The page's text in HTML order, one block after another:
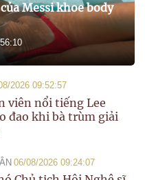
Messi khoe body
2026 09:52:57
viên nổi tiếng Lee
đao khi bà trùm giải
06/08/2026 09:24:07